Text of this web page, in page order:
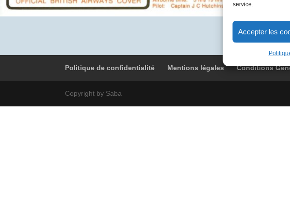
service.
Accepter les
Politique de confidentialité Mentions légales Conditions
Copyright by Saba